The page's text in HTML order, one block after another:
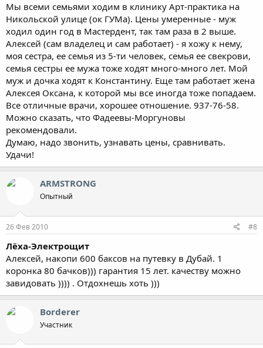
Мы всеми семьями ходим в клинику Арт-практика на
Никольской улице (ок ГУМа). Цены умеренные - муж
ходил один год в Мастердент, так там раза в 2 выше.
Алексей (сам владелец и сам работает) - я хожу к нему,
моя сестра, ее семья из 5-ти человек, семья ее свекрови,
семья сестры ее мужа тоже ходят много-много лет. Мой
муж и дочка ходят к Константину. Еще там работает жена
Алексея Оксана, к которой мы все иногда тоже попадаем.
Все отличные врачи, хорошее отношение. 937-76-58.
Можно сказать, что Фадеевы-Моргуновы
рекомендовали.
Думаю, надо звонить, узнавать цены, сравнивать.
Удачи!
ARMSTRONG
Опытный
26 Фев 2010 #8
Лёха-Электрощит
Алексей, накопи 600 баксов на путевку в Дубай. 1
коронка 80 бачков))) гарантия 15 лет. качеству можно
завидовать )))) . Отдохнешь хоть )))
Borderer
Участник